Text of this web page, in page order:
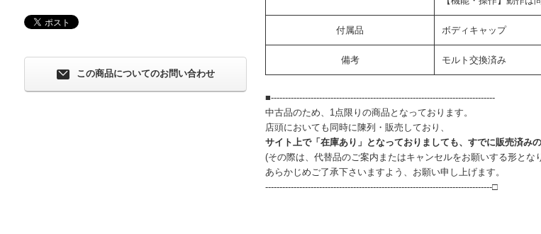
付属品 ボディキャップ
備考 モルト交換済み
■-------------------------------------------------------------------------------
中古品のため、1点限りの商品となっております。
店頭においても同時に陳列・販売しており、
サイト上で「在庫あり」となっておりましても、すでに販売済み
(その際は、代替品のご案内またはキャンセルをお願いする形とな
あらかじめご了承下さいますよう、お願い申し上げます。
--------------------------------------------------------------------------------□
この商品についてのお問い合わせ